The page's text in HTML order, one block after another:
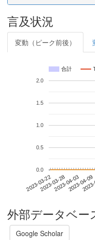
言及状況
変動（ピーク前後）
合計
2023-03-222023-03-282023-04-032023-04-09
0.0
0.5
1.0
1.5
2.0
外部データベー
Google Scholar